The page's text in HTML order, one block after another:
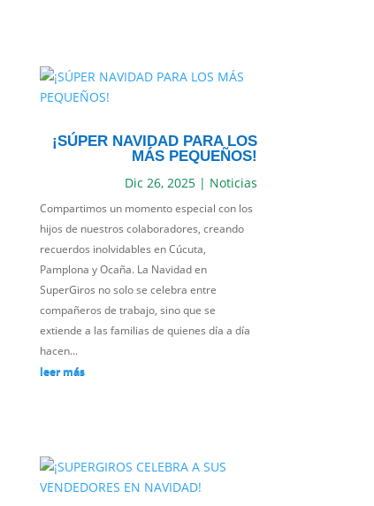
¡SÚPER NAVIDAD PARA LOS
MÁS PEQUEÑOS!
Dic 26, 2025| Noticias
Compartimos un momento especial con los
hijos de nuestros colaboradores, creando
recuerdos inolvidables en Cúcuta,
Pamplona y Ocaña. La Navidad en
SuperGiros no solo se celebra entre
compañeros de trabajo, sino que se
extiende a las familias de quienes día a día
hacen...
leer más